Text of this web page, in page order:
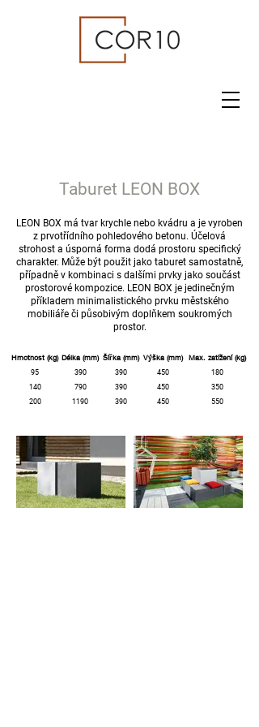
Taburet LEON BOX
LEON BOX má tvar krychle nebo kvádru a je vyroben
z prvotřídního pohledového betonu. Účelová
strohost a úsporná forma dodá prostoru specifický
charakter. Může být použit jako taburet samostatně,
případně v kombinaci s dalšími prvky jako součást
prostorové kompozice. LEON BOX je jedinečným
příkladem minimalistického prvku městského
mobiliáře či působivým doplňkem soukromých
prostor.
Hmotnost (kg)
95
140
200
Délka (mm)
390
790
1190
Šířka (mm)
390
390
390
Výška (mm)
450
450
450
Max. zatížení (kg)
180
350
550